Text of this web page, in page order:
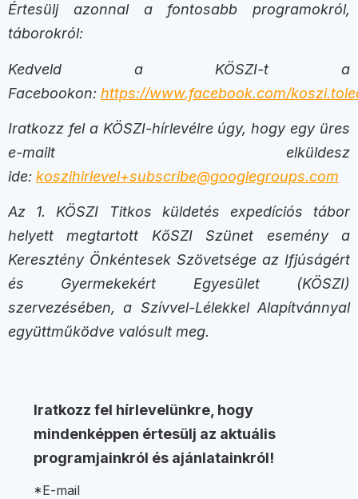
Értesülj azonnal a fontosabb programokról,
táborokról:
Kedveld a KÖSZI-t a
Facebookon: https://www.facebook.com/
Iratkozz fel a KÖSZI-hírlevélre úgy, hogy egy üres
e-mailt elküldesz
ide: koszihirlevel+subscribe@googlegroups.com
Az 1. KÖSZI Titkos küldetés expedíciós tábor
helyett megtartott KőSZI Szünet esemény a
Keresztény Önkéntesek Szövetsége az Ifjúságért
és Gyermekekért Egyesület (KÖSZI)
szervezésében, a Szívvel-Lélekkel Alapítvánnyal
együttműködve valósult meg.
Iratkozz fel hírlevelünkre, hogy
mindenképpen értesülj az aktuális
programjainkról és ajánlatainkról!
*E-mail